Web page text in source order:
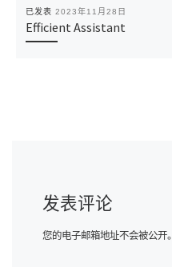
已发表 2023年11月28日
Efficient Assistant
发表评论
您的电子邮箱地址不会被公开。